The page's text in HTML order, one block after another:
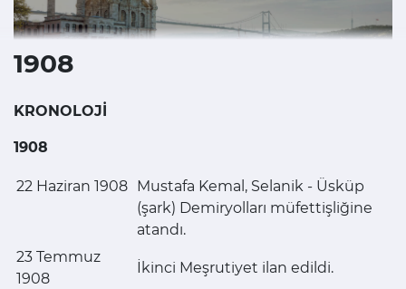
1908
KRONOLOJİ
1908
22 Haziran 1908 Mustafa Kemal, Selanik - Üsküp
(şark) Demiryolları müfettişliğine
atandı.
23 Temmuz
1908
İkinci Meşrutiyet ilan edildi.